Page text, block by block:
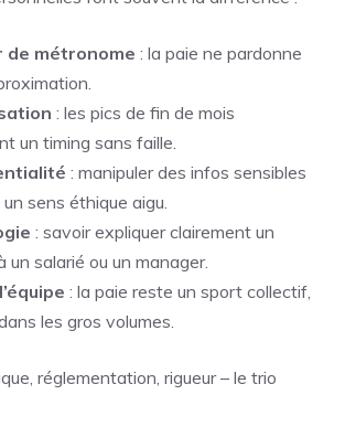
de métronome : la paie ne pardonne
: les pics de fin de mois
un timing sans faille.
: manipuler des infos sensibles
un sens éthique aigu.
: savoir expliquer clairement un
un salarié ou un manager.
: la paie reste un sport collectif,
les gros volumes.
réglementation, rigueur – le trio